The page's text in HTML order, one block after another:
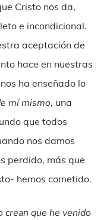
Cristo nos da,
e incondicional.
aceptación de
hace en nuestras
ha enseñado lo
mí mismo, una
que todos
nos damos
perdido, más que
hemos cometido.
crean que he venido